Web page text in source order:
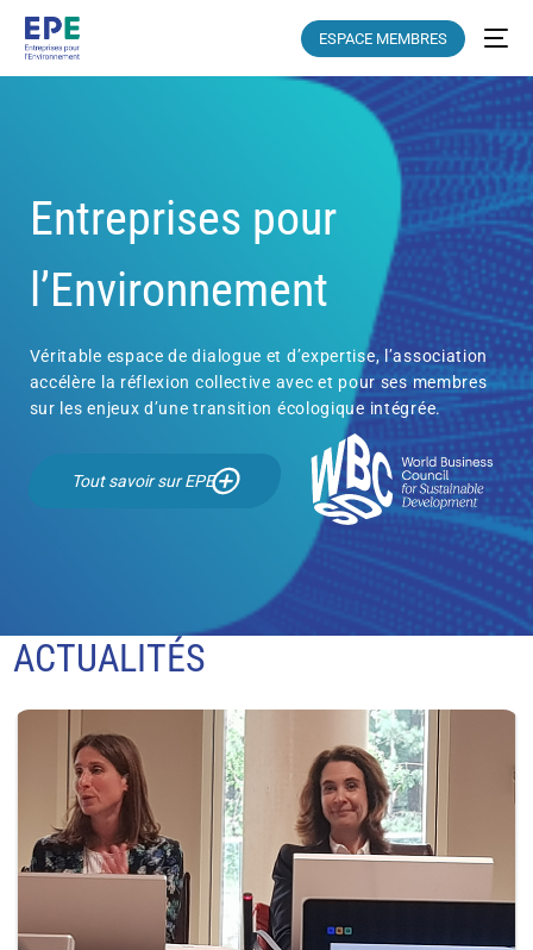
ESPACE MEMBRES
Entreprises pour
l’Environnement
Véritable espace de dialogue et d’expertise, l’association
accélère la réflexion collective avec et pour ses membres
sur les enjeux d’une transition écologique intégrée.
Tout savoir sur EPE
ACTUALITÉS